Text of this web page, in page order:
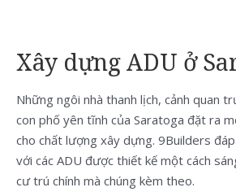
Xây dựng ADU ở
Những ngôi nhà thanh lịch, cảnh quan
con phố yên tĩnh của Saratoga đặt ra
cho chất lượng xây dựng. 9Builders
với các ADU được thiết kế một cách
cư trú chính mà chúng kèm theo.